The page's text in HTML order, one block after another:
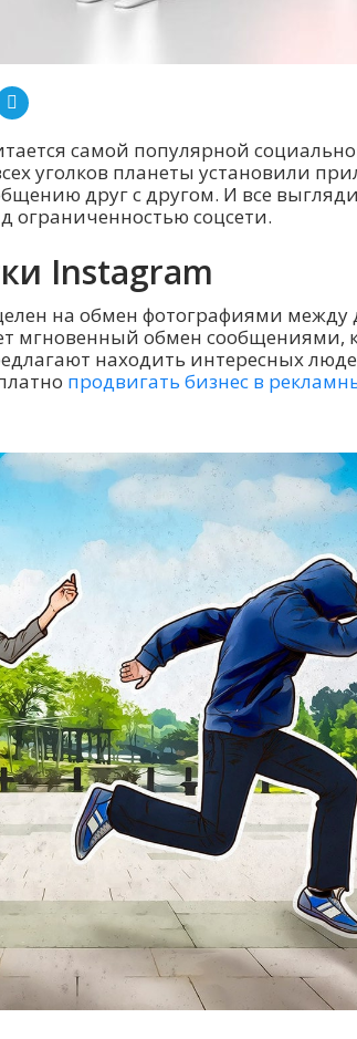
самой популярной
уголков планеты установили
друг с другом. И все
ограниченностью соцсети.
Instagram
на обмен фотографиями между
мгновенный обмен сообщениями,
находить интересных
продвигать бизнес в